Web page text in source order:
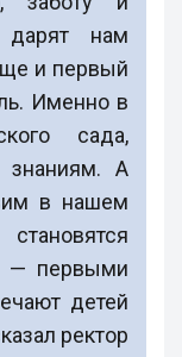
дарят нам
и первый
Именно в
сада,
знаниям. А
в нашем
— первыми
детей
ректор